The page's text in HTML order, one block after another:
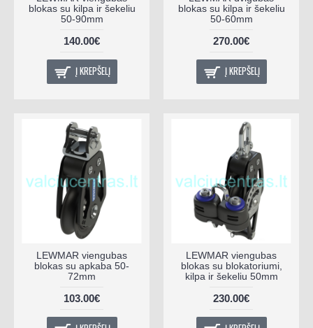
blokas su kilpa ir šekeliu
50-90mm
140.00€
Į KREPŠELĮ
blokas su kilpa ir šekeliu
50-60mm
270.00€
Į KREPŠELĮ
LEWMAR viengubas
blokas su apkaba 50-
72mm
103.00€
LEWMAR viengubas
blokas su blokatoriumi,
kilpa ir šekeliu 50mm
230.00€